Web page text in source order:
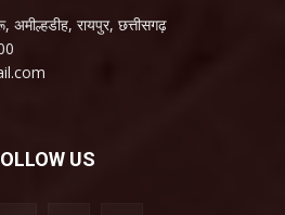
रायपुर, छत्तीसगढ़
US